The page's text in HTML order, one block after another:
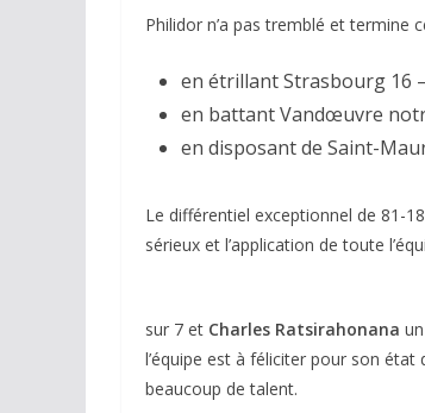
Philidor n’a pas tremblé et termine
en étrillant Strasbourg 16
en battant Vandœuvre
en disposant de Saint-
Le différentiel exceptionnel de 81-
sérieux et l’application de toute
sur 7 et Charles Ratsirahonana
l’équipe est à féliciter pour son état
beaucoup de talent.